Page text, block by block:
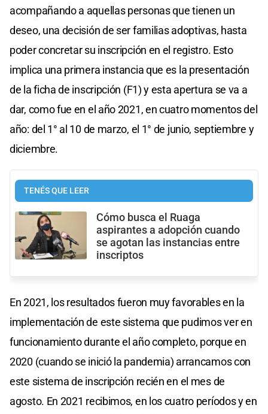
acompañando a aquellas personas que tienen un
deseo, una decisión de ser familias adoptivas, hasta
poder concretar su inscripción en el registro. Esto
implica una primera instancia que es la presentación
de la ficha de inscripción (F1) y esta apertura se va a
dar, como fue en el año 2021, en cuatro momentos del
año: del 1° al 10 de marzo, el 1° de junio, septiembre y
diciembre.
TENÉS QUE LEER
Cómo busca el Ruaga
aspirantes a adopción cuando
se agotan las instancias entre
inscriptos
En 2021, los resultados fueron muy favorables en la
implementación de este sistema que pudimos ver en
funcionamiento durante el año completo, porque en
2020 (cuando se inició la pandemia) arrancamos con
este sistema de inscripción recién en el mes de
agosto. En 2021 recibimos, en los cuatro períodos y en